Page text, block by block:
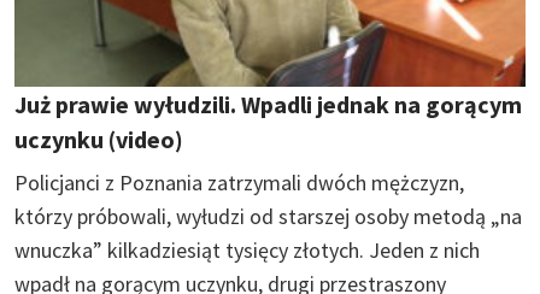
Już prawie wyłudzili. Wpadli jednak na gorącym
uczynku (video)
Policjanci z Poznania zatrzymali dwóch mężczyzn,
którzy próbowali, wyłudzi od starszej osoby metodą „na
wnuczka” kilkadziesiąt tysięcy złotych. Jeden z nich
wpadł na gorącym uczynku, drugi przestraszony